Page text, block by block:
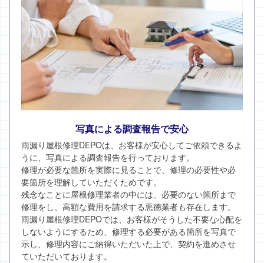
写真による調査報告で安心
雨漏り屋根修理DEPOは、お客様が安心してご依頼できるよ
うに、写真による調査報告を行っております。
修理が必要な箇所を実際に見ることで、修理の必要性や必
要箇所を理解していただくためです。
残念なことに屋根修理業者の中には、必要のない箇所まで
修理をし、高額な費用を請求する悪徳業者も存在します。
雨漏り屋根修理DEPOでは、お客様がそうした不要な心配を
しないようにするため、修理する必要がある箇所を写真で
示し、修理内容にご納得いただいた上で、契約を進めさせ
ていただいております。